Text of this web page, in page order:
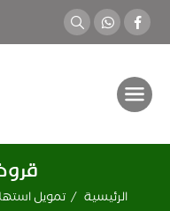
الرئيسية تمويل